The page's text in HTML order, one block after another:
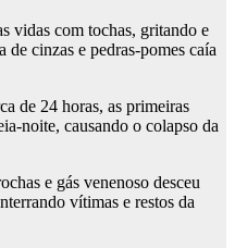
vidas com tochas, gritando e
de cinzas e pedras-pomes caía
de 24 horas, as primeiras
noite, causando o colapso da
e gás venenoso desceu
vítimas e restos da